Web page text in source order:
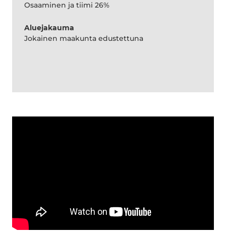
Osaaminen ja tiimi 26%
Aluejakauma
Jokainen maakunta edustettuna